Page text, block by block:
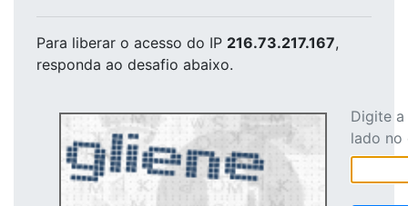
Para liberar o acesso do IP 216.73.217.167,
responda ao desafio abaixo.
Digite
lado no